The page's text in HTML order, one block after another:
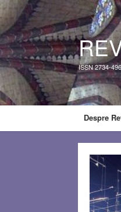
ISSN 2734-
Despre